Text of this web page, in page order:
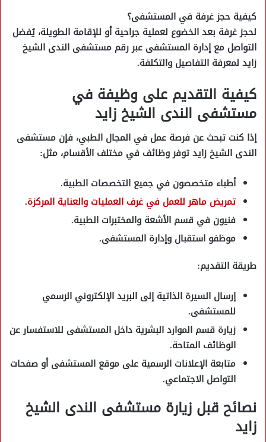
كيفية حجز غرفة في المستشفى؟
لحجز غرفة بعد الخضوع لعملية جراحية أو للإقامة الطويلة، يُفضل
التواصل مع إدارة المستشفى عبررقم مستشفى الندى الشيخ
زايد لمعرفة التفاصيل والتكلفة.
كيفية التقديم على وظيفة في
مستشفى الندى الشيخ زايد
إذا كنت تبحث عن فرصة عمل في المجال الطبي، فإن مستشفى
الندى الشيخ زايدتوفر وظائف في مختلف الأقسام، مثل:
أطباء متخصصون في جميع التخصصات الطبية.
تمريض ماهر للعمل في غرف العمليات والعناية المركزة.
فنيون في قسم الأشعة والمختبرات الطبية.
موظفو استقبال وإدارة المستشفى.
طريقة التقديم:
إرسال السيرة الذاتية إلى البريد الإلكتروني الرسمي
للمستشفى.
زيارة قسم الموارد البشرية داخل المستشفى للاستفسار عن
الوظائف المتاحة.
متابعة الإعلانات الرسمية على موقع المستشفى أو صفحات
التواصل الاجتماعي.
نصائح قبل زيارة مستشفى الندى الشيخ
زايد